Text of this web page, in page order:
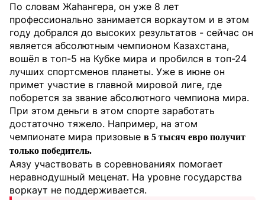
По словам Жаhангера, он уже 8 лет
профессионально занимается воркаутом и в этом
году добрался до высоких результатов - сейчас он
является абсолютным чемпионом Казахстана,
вошёл в топ-5 на Кубке мира и пробился в топ-24
лучших спортсменов планеты. Уже в июне он
примет участие в главной мировой лиге, где
поборется за звание абсолютного чемпиона мира.
При этом деньги в этом спорте заработать
достаточно тяжело. Например, на этом
чемпионате мира призовые в 5 тысяч евро получит
только победитель.
Аязу участвовать в соревнованиях помогает
неравнодушный меценат. На уровне государства
воркаут не поддерживается.